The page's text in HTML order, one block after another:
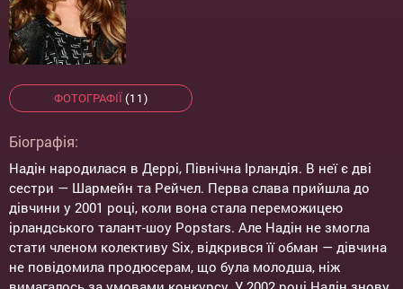
ФОТОГРАФІЇ(11)
Біографія:
Надін народилася в Деррі, Північна Ірландія. В неї є дві
сестри — Шармейн та Рейчел. Перва слава прийшла до
дівчини у 2001 році, коли вона стала переможицею
ірландського талант-шоу Popstars. Але Надін не змогла
стати членом колективу Six, відкрився її обман — дівчина
не повідомила продюсерам, що була молодша, ніж